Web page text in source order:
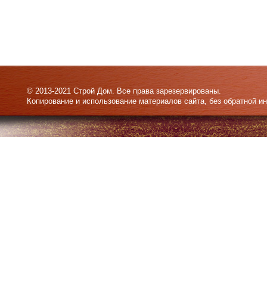
© 2013-2021 Строй Дом. Все права зарезервированы.
Копирование и использование материалов сайта, без обратной